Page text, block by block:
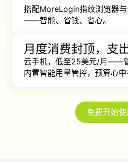
搭配MoreLogin指纹浏览器
——智能、省钱、省心。
月度消费封顶，支
云手机，低至25美元/月——
内置智能用量管控，预算心中
免费开始使